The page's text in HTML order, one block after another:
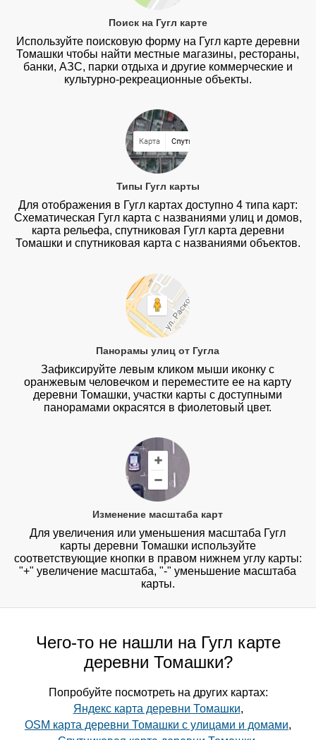
Поиск на Гугл карте
Используйте поисковую форму на Гугл карте деревни
Томашки чтобы найти местные магазины, рестораны,
банки, АЗС, парки отдыха и другие коммерческие и
культурно-рекреационные объекты.
Типы Гугл карты
Для отображения в Гугл картах доступно 4 типа карт:
Схематическая Гугл карта с названиями улиц и домов,
карта рельефа, спутниковая Гугл карта деревни
Томашки и спутниковая карта с названиями объектов.
Панорамы улиц от Гугла
Зафиксируйте левым кликом мыши иконку с
оранжевым человечком и переместите ее на карту
деревни Томашки, участки карты с доступными
панорамами окрасятся в фиолетовый цвет.
Изменение масштаба карт
Для увеличения или уменьшения масштаба Гугл
карты деревни Томашки используйте
соответствующие кнопки в правом нижнем углу карты:
"+" увеличение масштаба, "-" уменьшение масштаба
карты.
Чего-то не нашли на Гугл карте
деревни Томашки?
Попробуйте посмотреть на других картах:
Яндекс карта деревни Томашки,
OSM карта деревни Томашки с улицами и домами,